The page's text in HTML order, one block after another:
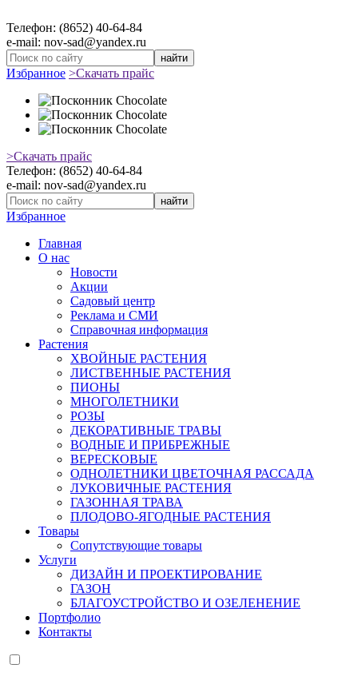
Телефон: (8652) 40-64-84
e-mail: nov-sad@yandex.ru
найти
Избранное >Скачать прайс
>Скачать прайс
Телефон: (8652) 40-64-84
e-mail: nov-sad@yandex.ru
найти
Избранное
Главная
О нас
Новости
Акции
Садовый центр
Реклама и СМИ
Справочная информация
Растения
ХВОЙНЫЕ РАСТЕНИЯ
ЛИСТВЕННЫЕ РАСТЕНИЯ
ПИОНЫ
МНОГОЛЕТНИКИ
РОЗЫ
ДЕКОРАТИВНЫЕ ТРАВЫ
ВОДНЫЕ И ПРИБРЕЖНЫЕ
ВЕРЕСКОВЫЕ
ОДНОЛЕТНИКИ ЦВЕТОЧНАЯ РАССАДА
ЛУКОВИЧНЫЕ РАСТЕНИЯ
ГАЗОННАЯ ТРАВА
ПЛОДОВО-ЯГОДНЫЕ РАСТЕНИЯ
Товары
Сопутствующие товары
Услуги
ДИЗАЙН И ПРОЕКТИРОВАНИЕ
ГАЗОН
БЛАГОУСТРОЙСТВО И ОЗЕЛЕНЕНИЕ
Портфолио
Контакты